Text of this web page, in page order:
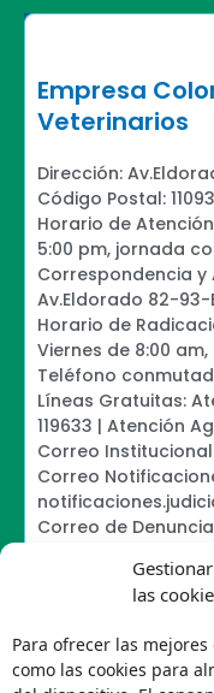
las
Para ofrecer las
como las cookies para
Empresa
Veterinarios
Dirección:
Código Postal:
Horario de
5:00 pm, jornada
Correspondencia y
Av.Eldorado 82-
Horario de
Viernes de 8:00
Teléfono
Líneas Gratuitas:
119633 | Atención
Correo
Correo
Correo de
Política de
Política de
S.A